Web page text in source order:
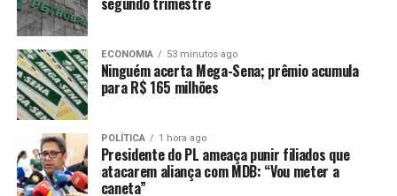
Exportações de café batem recorde,
apesar de problemas logísticos, diz
entidade
ECONOMIA 53 minutos ago
Ninguém acerta Mega-Sena; prêmio acumula
para R$ 165 milhões
POLÍTICA 1 hora ago
Presidente do PL ameaça punir filiados que
atacarem aliança com MDB: “Vou meter a
caneta”